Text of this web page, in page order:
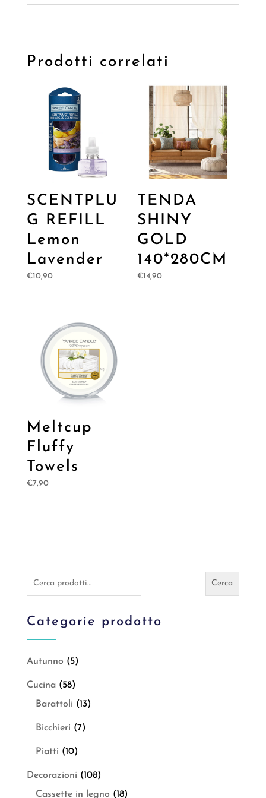
Prodotti correlati
SCENTPLU
G REFILL
Lemon
Lavender
€10,90
TENDA
SHINY
GOLD
140*280CM
€14,90
Meltcup
Fluffy
Towels
€7,90
Cerca: Cerca
Categorie prodotto
Autunno (5)
Cucina (58)
Barattoli (13)
Bicchieri (7)
Piatti (10)
Decorazioni (108)
Cassette in legno (18)